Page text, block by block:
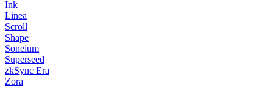
Ink
Linea
Scroll
Shape
Soneium
Superseed
zkSync Era
Zora